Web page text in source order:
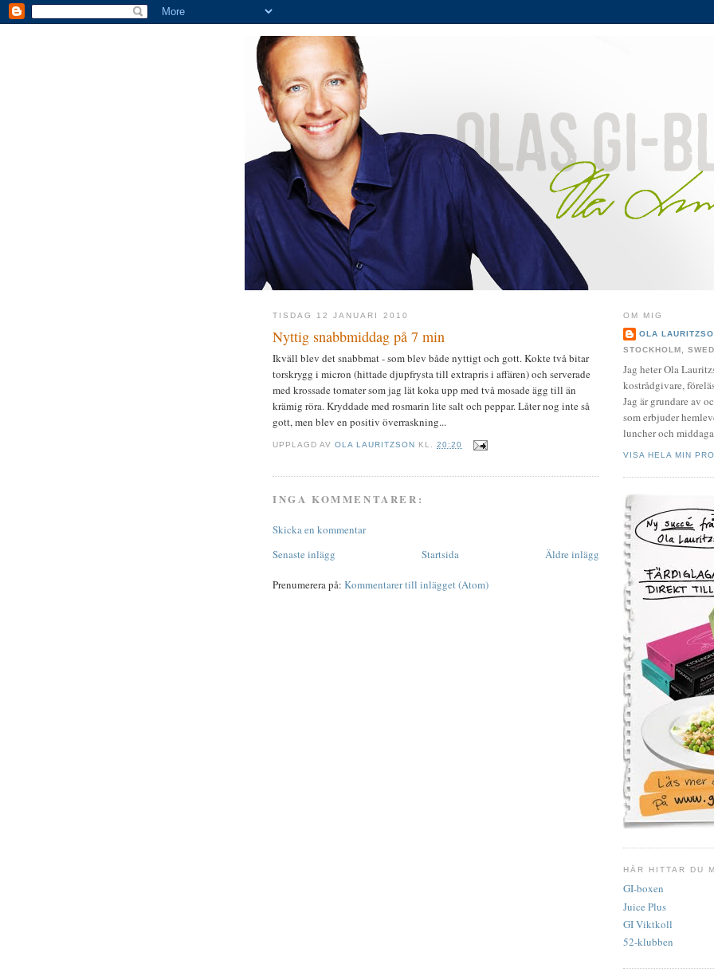
TISDAG 12 JANUARI 2010
Nyttig snabbmiddag på 7 min
Ikväll blev det snabbmat - som blev både nyttigt och gott. Kokte två bitar
torskrygg i micron (hittade djupfrysta till extrapris i affären) och serverade
med krossade tomater som jag lät koka upp med två mosade ägg till än
krämig röra. Kryddade med rosmarin lite salt och peppar. Låter nog inte så
gott, men blev en positiv överraskning...
UPPLAGD AVOLA LAURITZSON KL.20:20
INGA KOMMENTARER:
Skicka en kommentar
Senaste inlägg
Äldre inlägg
Startsida
Prenumerera på: Kommentarer till inlägget (Atom)
OM MIG
OLA
STOCKHOLM,
Jag heter Ola
kostrådgivare,
Jag är grundare av
som erbjuder
luncher och
VISA HELA MIN
HÄR HITTAR DU
GI-boxen
Juice Plus
GI Viktkoll
52-klubben